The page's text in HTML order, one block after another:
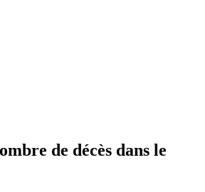
de décès dans le